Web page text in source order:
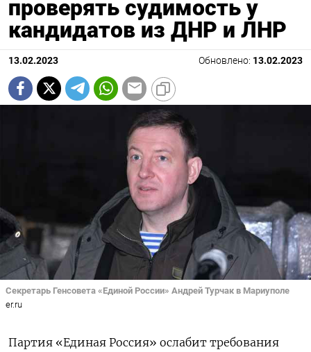
проверять судимость у
кандидатов из ДНР и ЛНР
13.02.2023 Обновлено: 13.02.2023
Секретарь Генсовета «Единой России» Андрей Турчак в Мариуполе
er.ru
Партия «Единая Россия» ослабит требования